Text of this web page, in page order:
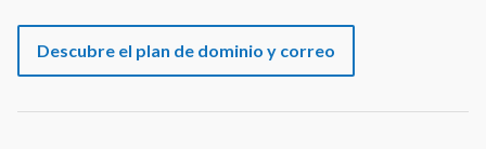
Descubre el plan de dominio y correo